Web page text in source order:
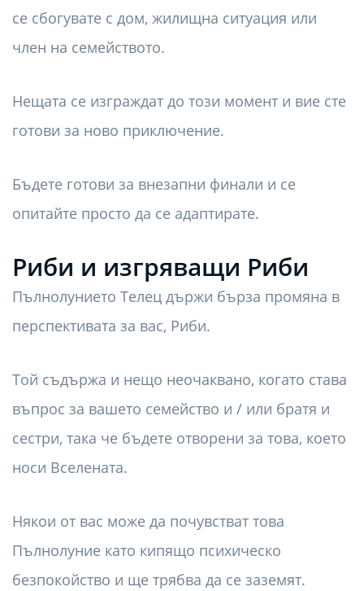
се сбогувате с дом, жилищна ситуация или
член на семейството.
Нещата се изграждат до този момент и вие сте
готови за ново приключение.
Бъдете готови за внезапни финали и се
опитайте просто да се адаптирате.
Риби и изгряващи Риби
Пълнолунието Телец държи бърза промяна в
перспективата за вас, Риби.
Той съдържа и нещо неочаквано, когато става
въпрос за вашето семейство и / или братя и
сестри, така че бъдете отворени за това, което
носи Вселената.
Някои от вас може да почувстват това
Пълнолуние като кипящо психическо
безпокойство и ще трябва да се заземят.